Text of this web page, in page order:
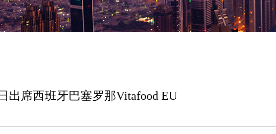
出席西班牙巴塞罗那Vitafood EU